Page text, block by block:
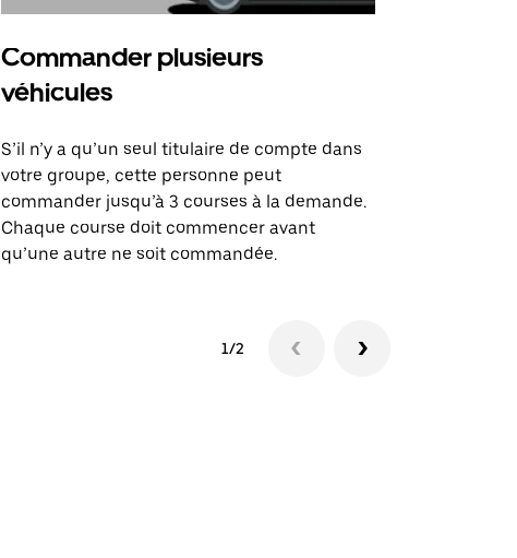
Commander plusieurs
véhicules
S’il n’y a qu’un seul titulaire de compte dans
votre groupe, cette personne peut
commander jusqu’à 3 courses à la demande.
Chaque course doit commencer avant
qu’une autre ne soit commandée.
1/2